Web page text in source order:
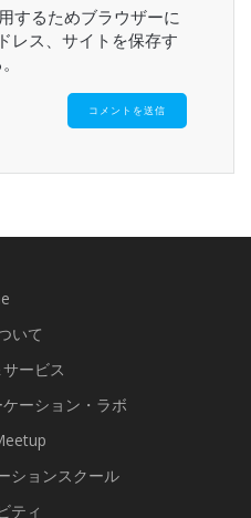
するためブラウザーに
レス、サイトを保存す
いて
ービス
ケーション・ラボ
ションスクール
ティ